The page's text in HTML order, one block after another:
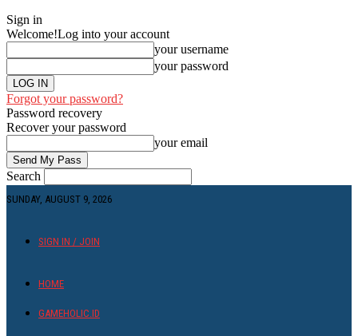
Sign in
Welcome!Log into your account
your username
your password
Forgot your password?
Password recovery
Recover your password
your email
Search
SUNDAY, AUGUST 9, 2026
SIGN IN / JOIN
HOME
GAMEHOLIC.ID